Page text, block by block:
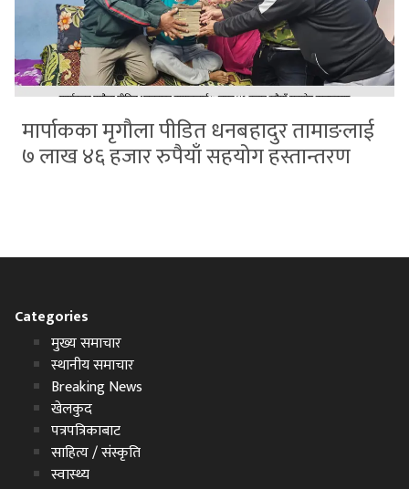
मार्पाकका मृगौला पीडित धनबहादुर तामाङलाई
७ लाख ४६ हजार रुपैयाँ सहयोग हस्तान्तरण
Categories
मुख्य समाचार
स्थानीय समाचार
Breaking News
खेलकुद
पत्रपत्रिकाबाट
साहित्य / संस्कृति
स्वास्थ्य